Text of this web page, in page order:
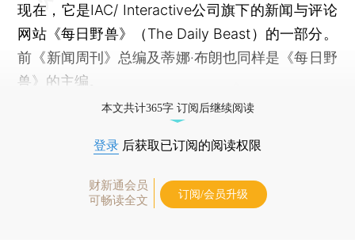
现在，它是IAC/ Interactive公司旗下的新闻与评论
网站《每日野兽》（The Daily Beast）的一部分。
前《新闻周刊》总编及蒂娜·布朗也同样是《每日野
兽》的主编。
本文共计365字 订阅后继续阅读
登录 后获取已订阅的阅读权限
财新通会员
可畅读全文
订阅/会员升级